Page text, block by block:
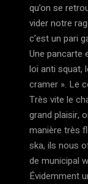
qu’on se
vider notre
c’est un pari
Une pancarte
loi anti squat,
cramer ». Le
Très vite le
grand plaisir,
manière très
ska, ils nous
de municipal
Évidemment